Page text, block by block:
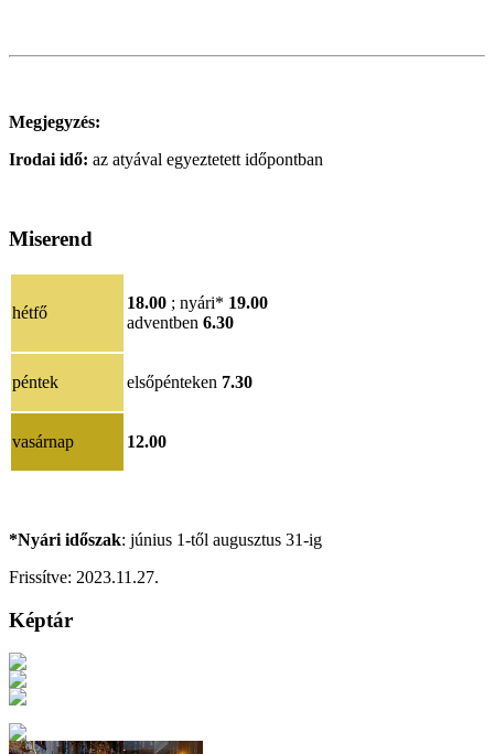
Megjegyzés:
Irodai idő: az atyával egyeztetett időpontban
Miserend
hétfő
18.00 ; nyári* 19.00
adventben 6.30
péntek elsőpénteken 7.30
vasárnap 12.00
*Nyári időszak: június 1-től augusztus 31-ig
Frissítve: 2023.11.27.
Képtár